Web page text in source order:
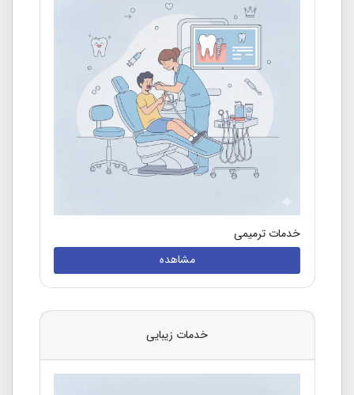
خدمات ترمیمی
مشاهده
خدمات زیبایی